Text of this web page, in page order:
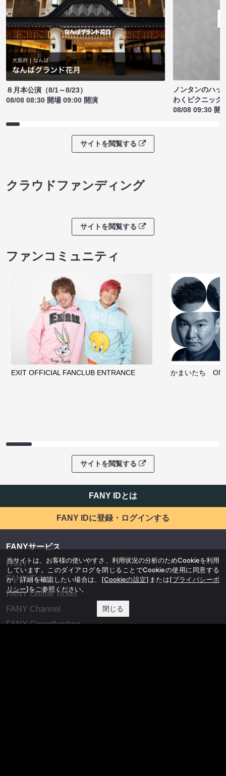
８月本公演（8/1～8/23）
08/08 08:30 開場 09:00 開演
ノンタンのハッ
わくピクニック
08/08 09:30 開
サイトを閲覧する
クラウドファンディング
サイトを閲覧する
ファンコミュニティ
EXIT OFFICIAL FANCLUB ENTRANCE かまいたち
サイトを閲覧する
FANY IDとは
FANY IDに登録・ログインする
FANYサービス
FANY
FANY Ticket
FANY Online Ticket
FANY Channel
FANY Crowdfunding
当サイトは、お客様の使いやすさ、利用状況の分析のためCookieを利用
しています。このダイアログを閉じることでCookieの使用に同意する
か、詳細を確認したい場合は、 [Cookieの設定] または[プライバシーポ
リシー]をご参照ください。
閉じる